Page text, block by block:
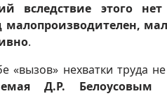
вследствие этого
.
«вызов» нехватки труда
Д.Р. Белоусовым